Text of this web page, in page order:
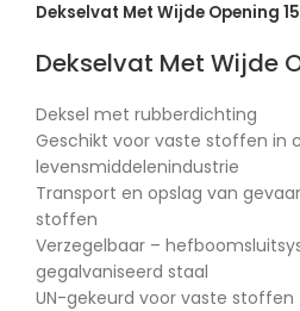
Dekselvat Met Wijde Opening
Dekselvat Met Wijde
Deksel met rubberdichting
Geschikt voor vaste stoffen in
levensmiddelenindustrie
Transport en opslag van
stoffen
Verzegelbaar –
gegalvaniseerd staal
UN-gekeurd voor vaste stoffen